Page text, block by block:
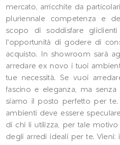
mercato, arricchite da
pluriennale competenza e
scopo di soddisfare
l'opportunità di godere di
acquisto. In showroom sarà
arredare ex novo i tuoi
tue necessità. Se vuoi
fascino e eleganza, ma senza
siamo il posto perfetto per
ambienti deve essere
di chi li utilizza, per tale
degli arredi ideali per te. Vieni: